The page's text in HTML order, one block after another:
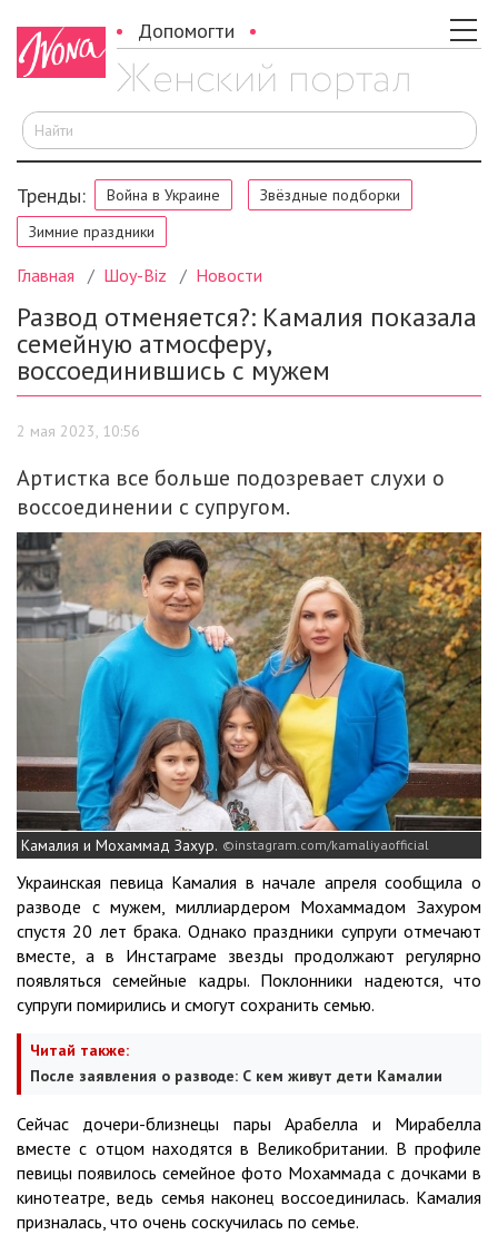
Допомогти
Тренды: Война в Украине
Звёздные подборки
Зимние праздники
Главная Шоу-Biz Новости
Развод отменяется?: Камалия показала
семейную атмосферу,
воссоединившись с мужем
2 мая 2023, 10:56
Артистка все больше подозревает слухи о
воссоединении с супругом.
Камалия и Мохаммад Захур. instagram.com/kamaliyaofficial
Украинская певица Камалия в начале апреля сообщила о
разводе с мужем, миллиардером Мохаммадом Захуром
спустя 20 лет брака. Однако праздники супруги отмечают
вместе, а в Инстаграме звезды продолжают регулярно
появляться семейные кадры. Поклонники надеются, что
супруги помирились и смогут сохранить семью.
Читай также:
После заявления о разводе: С кем живут дети Камалии
Сейчас дочери-близнецы пары Арабелла и Мирабелла
вместе с отцом находятся в Великобритании. В профиле
певицы появилось семейное фото Мохаммада с дочками в
кинотеатре, ведь семья наконец воссоединилась. Камалия
призналась, что очень соскучилась по семье.